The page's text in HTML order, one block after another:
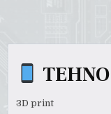
3D print